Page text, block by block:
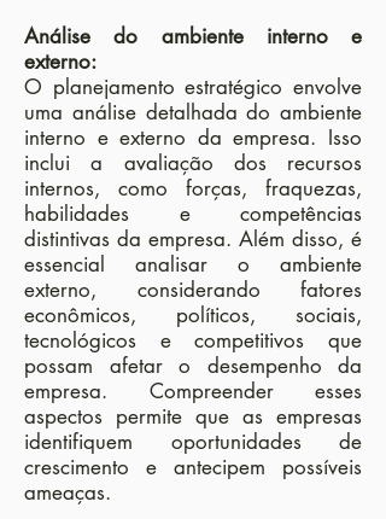
Análise do ambiente interno e
externo:
O planejamento estratégico envolve
uma análise detalhada do ambiente
interno e externo da empresa. Isso
inclui a avaliação dos recursos
internos, como forças, fraquezas,
habilidades e competências
distintivas da empresa. Além disso, é
essencial analisar o ambiente
externo, considerando fatores
econômicos, políticos, sociais,
tecnológicos e competitivos que
possam afetar o desempenho da
empresa. Compreender esses
aspectos permite que as empresas
identifiquem oportunidades de
crescimento e antecipem possíveis
ameaças.